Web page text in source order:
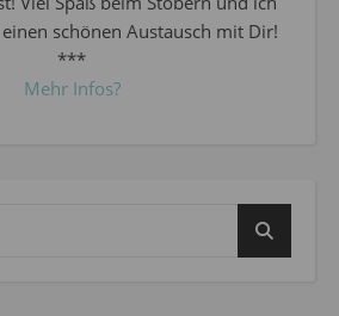
schönen Austausch mit Dir!
***
Mehr Infos?